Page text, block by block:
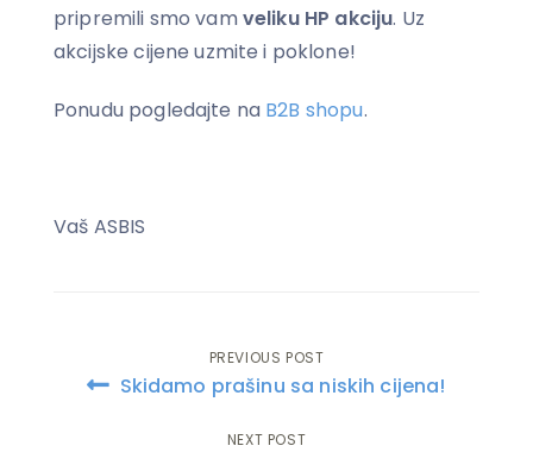
pripremili smo vamveliku HP akciju. Uz
akcijske cijene uzmite i poklone!
Ponudu pogledajte na B2B shopu.
Vaš ASBIS
Post
PREVIOUS POST
Skidamo prašinu sa niskih cijena!
NEXT POST